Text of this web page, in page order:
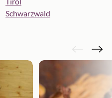
Schwarzwald